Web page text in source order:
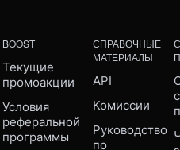
BOOST
Текущие
промоакции
Условия
реферальной
программы
СПРАВОЧНЫЕ
МАТЕРИАЛЫ
API
Комиссии
Руководство
по